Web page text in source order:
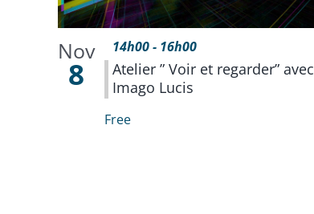
Nov
8
14h00- 16h00
Atelier ” Voir et regarder” avec
Imago Lucis
Free